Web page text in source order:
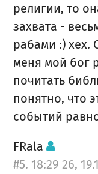
религии, то
захвата -
рабами :) хех.
меня мой бог
почитать
понятно, что
событий
FRala
#5. 18:29 26,